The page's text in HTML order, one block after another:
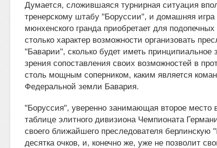
Думается, сложившаяся турнирная ситуация
тренерскому штабу "Боруссии", и домашняя игра
мюнхенского гранда приобретает для
столько характер возможности организовать
"Баварии", сколько будет иметь принципиальное
зрения сопоставления своих возможностей в
столь мощным соперником, каким является
Федеральной земли Бавария.
"Боруссия", уверенно занимающая второе место
таблице элитного дивизиона Чемпионата
своего ближайшего преследователя берлинскую
десятка очков, и, конечно же, уже не позволит